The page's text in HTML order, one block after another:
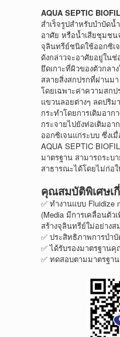
AQUA SEPTIC
สำเร็จรูปสำหรับบำบัด
อาศัย หรือน้ำเสียชุมช
จุลินทรีย์ชนิดใช้ออกซิเ
ดังกล่าวจะอาศัยอยู่ในช่
ยึดเกาะที่ผิวของตัวกลา
สลายสิ่งสกปรกที่ผ่านม
โดยเฉพาะค่าความสก
แขวนลอยต่างๆ ลดปริม
กระทำโดยการเติมอา
กระจายไปยังท่อเติมอา
ออกซิเจนแก่ระบบ ซึ่งเ
AQUA SEPTIC
มาตรฐาน สามารถระบ
สาธารณะได้โดยไม่ก่อ
คุณสมบัติพิเศษเ
✅ ทำงานแบบ Fluidize
(Media มีการเคลื่อนตัว
สร้างจุลินทรีย์ใม่อย่างส
✅ ประสิทธิภาพการบำ
✅ ได้รับรองมาตรฐาน
✅ ทดสอบตามมาตรฐา